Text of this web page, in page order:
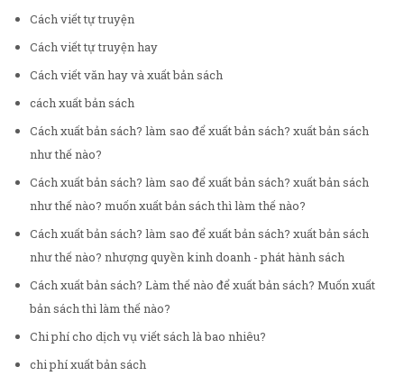
Cách viết tự truyện
Cách viết tự truyện hay
Cách viết văn hay và xuất bản sách
cách xuất bản sách
Cách xuất bản sách? làm sao để xuất bản sách? xuất bản sách
như thế nào?
Cách xuất bản sách? làm sao để xuất bản sách? xuất bản sách
như thế nào? muốn xuất bản sách thì làm thế nào?
Cách xuất bản sách? làm sao để xuất bản sách? xuất bản sách
như thế nào? nhượng quyền kinh doanh - phát hành sách
Cách xuất bản sách? Làm thế nào để xuất bản sách? Muốn xuất
bản sách thì làm thế nào?
Chi phí cho dịch vụ viết sách là bao nhiêu?
chi phí xuất bản sách